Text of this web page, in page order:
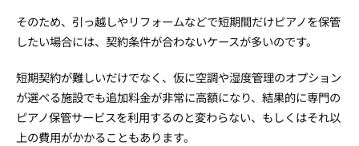
そのため、引っ越しやリフォームなどで短期間だけピアノを保管
したい場合には、契約条件が合わないケースが多いのです。
短期契約が難しいだけでなく、仮に空調や湿度管理のオプション
が選べる施設でも追加料金が非常に高額になり、結果的に専門の
ピアノ保管サービスを利用するのと変わらない、もしくはそれ以
上の費用がかかることもあります。